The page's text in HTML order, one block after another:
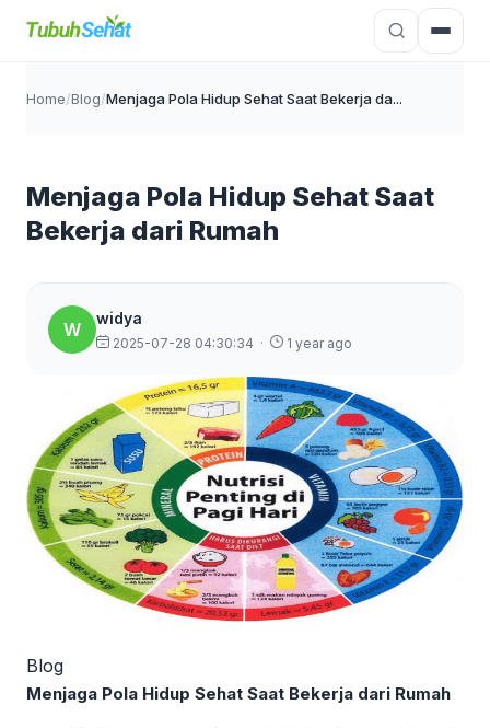
Home/Blog/Menjaga Pola Hidup Sehat Saat Bekerja da...
Menjaga Pola Hidup Sehat Saat
Bekerja dari Rumah
W
widya
2025-07-28 04:30:34 · 1 year ago
Blog
Menjaga Pola Hidup Sehat Saat Bekerja dari Rumah